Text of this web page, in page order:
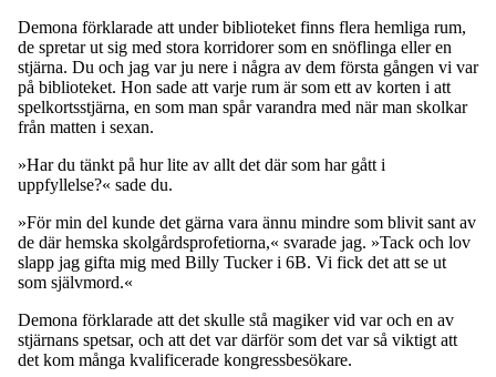
Demona förklarade att under biblioteket finns flera hemliga rum,
de spretar ut sig med stora korridorer som en snöflinga eller en
stjärna. Du och jag var ju nere i några av dem första gången vi var
på biblioteket. Hon sade att varje rum är som ett av korten i att
spelkortsstjärna, en som man spår varandra med när man skolkar
från matten i sexan.
»Har du tänkt på hur lite av allt det där som har gått i
uppfyllelse?« sade du.
»För min del kunde det gärna vara ännu mindre som blivit sant av
de där hemska skolgårdsprofetiorna,« svarade jag. »Tack och lov
slapp jag gifta mig med Billy Tucker i 6B. Vi fick det att se ut
som självmord.«
Demona förklarade att det skulle stå magiker vid var och en av
stjärnans spetsar, och att det var därför som det var så viktigt att
det kom många kvalificerade kongressbesökare.